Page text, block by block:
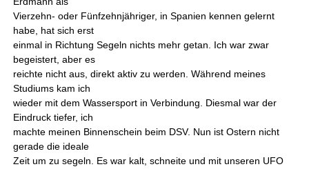
Vierzehn- oder Fünfzehnjähriger, in Spanien kennen gelernt
habe, hat sich erst
einmal in Richtung Segeln nichts mehr getan. Ich war zwar
begeistert, aber es
reichte nicht aus, direkt aktiv zu werden. Während meines
Studiums kam ich
wieder mit dem Wassersport in Verbindung. Diesmal war der
Eindruck tiefer, ich
machte meinen Binnenschein beim DSV. Nun ist Ostern nicht
gerade die ideale
Zeit um zu segeln. Es war kalt, schneite und mit unseren UFO